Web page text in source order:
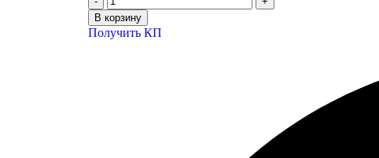
В корзину
Получить КП